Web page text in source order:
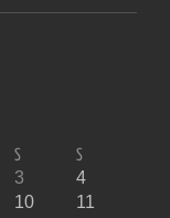
S S
3
4
10
11